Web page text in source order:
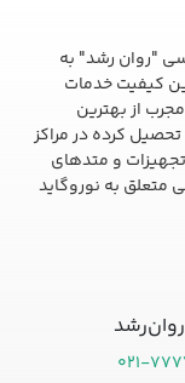
"روان رشد" به
کیفیت خدمات
از بهترین
کرده در مراکز
و متدهای
متعلق به نوروگاید
روان‌رشد